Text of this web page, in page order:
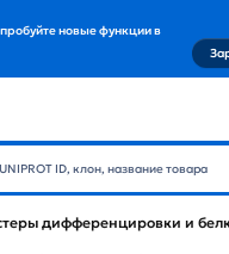
новые функции в
дифференцировки и